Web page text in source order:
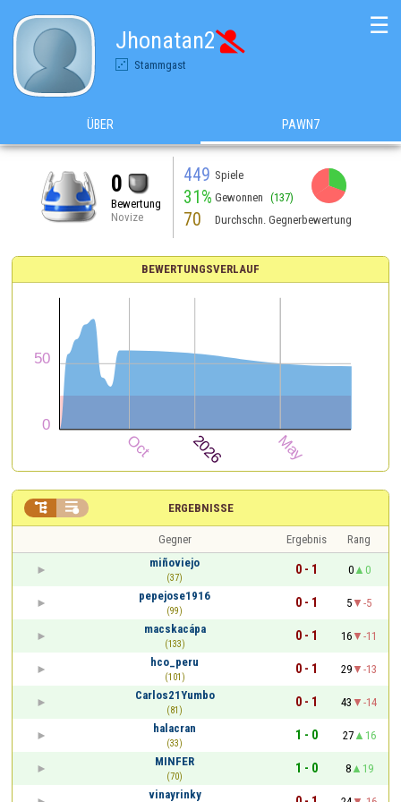
Jhonatan2
Stammgast
☰
ÜBER PAWN7
0
Bewertung
Novize
449 Spiele
31% Gewonnen (137)
70 Durchschn. Gegnerbewertung
BEWERTUNGSVERLAUF
ERGEBNISSE
 
Gegner Ergebnis
Rang
miñoviejo
(37)
0 - 1 0
0
pepejose1916
(99)
0 - 1 5
-5
macskacápa
(133)
0 - 1 16
-11
hco_peru
(101)
0 - 1 29
-13
Carlos21Yumbo
(81)
0 - 1 43
-14
halacran
(33)
1 - 0 27
16
MINFER
(70)
1 - 0 8
19
vinayrinky